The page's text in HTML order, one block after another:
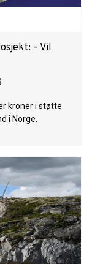
– Vil
kroner i støtte
i Norge.